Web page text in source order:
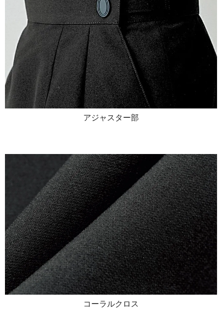
アジャスター部
コーラルクロス